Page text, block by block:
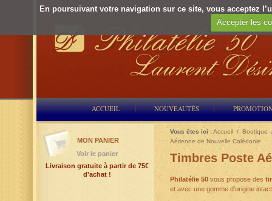
En poursuivant votre navigation sur ce site, vous acceptez
Accepter les
ACCUEIL NOUVEAUTÉS
Vous êtes ici :Accueil / Boutique
Aérienne de Nouvelle Calédonie
Timbres Poste
Philatélie 50 vous propose des
et avec une gomme d'origine
MON PANIER
Voir le panier
Livraison gratuite à partir de 75€
d'achat !